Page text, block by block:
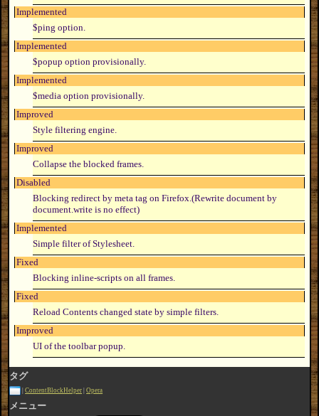
Implemented
$ping option.
Implemented
$popup option provisionally.
Implemented
$media option provisionally.
Improved
Style filtering engine.
Improved
Collapse the blocked frames.
Disabled
Blocking redirect by meta tag on Firefox.(Rewrite document by
document.write is no effect)
Implemented
Simple filter of Stylesheet.
Fixed
Blocking inline-scripts on all frames.
Fixed
Reload Contents changed state by simple filters.
Improved
UI of the toolbar popup.
タグ
ContentBlockHelper Opera
メニュー